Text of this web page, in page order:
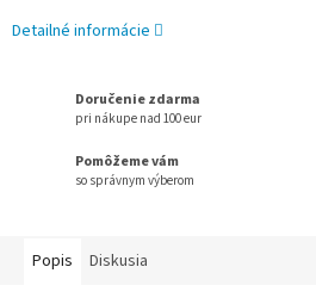
Detailné informácie
Doručenie zdarma
pri nákupe nad 100 eur
Pomôžeme vám
so správnym výberom
Popis Diskusia